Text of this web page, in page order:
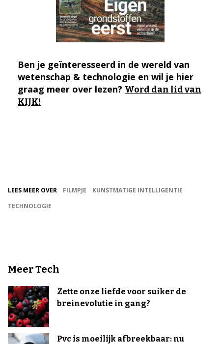
Ben je geïnteresseerd in de wereld van
wetenschap & technologie en wil je hier
graag meer over lezen? Word dan lid van
KIJK!
LEES MEER OVER FILMPJE
KUNSTMATIGE INTELLIGENTIE
TECHNOLOGIE
Meer Tech
Zette onze liefde voor suiker de
breinevolutie in gang?
Pvc is moeilijk afbreekbaar: nu